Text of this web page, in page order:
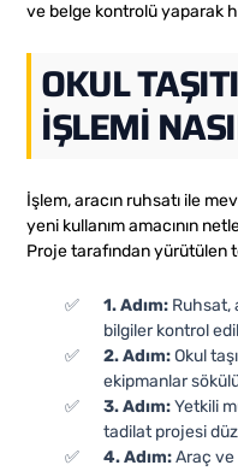
ve belge kontrolü yaparak
OKUL
İŞLEMI
İşlem, aracın ruhsatı ile
yeni kullanım amacının
Proje tarafından yürütülen
1. Adım: Ruhsat,
bilgiler kontrol
2. Adım:Okul
ekipmanlar
3. Adım:Yetkili
tadilat projesi
4. Adım:Araç ve